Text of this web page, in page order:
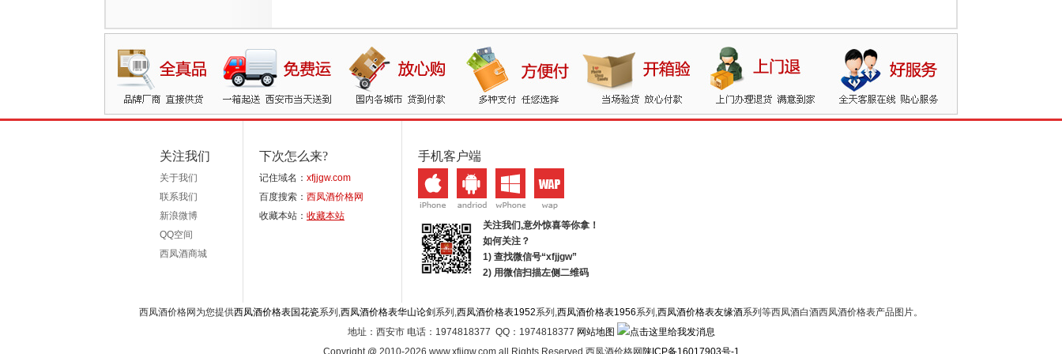
关注我们
关于我们
联系我们
新浪微博
QQ空间
西凤酒商城
下次怎么来?
记住域名： xfjjgw.com
百度搜索： 西凤酒价格网
收藏本站： 收藏本站
手机客户端
关注我们,意外惊喜等你拿！
如何关注？
1) 查找微信号“xfjjgw”
2) 用微信扫描左侧二维码
西凤酒价格网为您提供西凤酒价格表国花瓷系列,西凤酒价格表华山论剑 系列,西凤酒价格表1952系列,西凤酒价格表1956系列,西凤酒价格表友缘酒系列等西凤酒白酒西凤酒价格表产品图片。
地址：西安市 电话：1974818377 QQ：1974818377 网站地图
Copyright @ 2010-2026 www.xfjjgw.com all Rights Reserved 西凤酒价格网 陕ICP备16017903号-1